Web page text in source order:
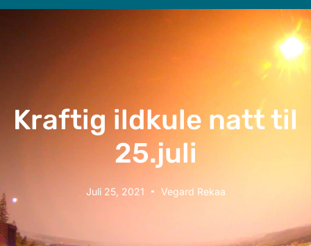
Kraftig ildkule natt til
25.juli
Juli 25, 2021 Vegard Rekaa